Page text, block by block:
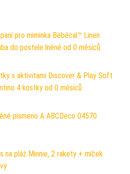
pro miminka Bébécal™ Linen
do postele lněné od 0 měsíců
s aktivitami Discover & Play Soft
4 kostky od 0 měsíců
písmeno A ABCDeco 04570
na pláž Minnie, 2 rakety + míček